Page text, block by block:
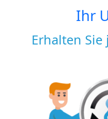
Ihr
Erhalten